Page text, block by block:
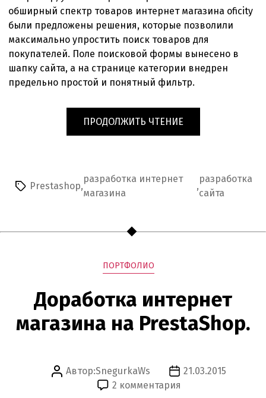
обширный спектр товаров интернет магазина oficity
были предложены решения, которые позволили
максимально упростить поиск товаров для
покупателей. Поле поисковой формы вынесено в
шапку сайта, а на странице категории внедрен
предельно простой и понятный фильтр.
ПРОДОЛЖИТЬ ЧТЕНИЕ«ИНТЕРНЕТ
МАГАЗИН
Метки
Prestashop,
разработка интернет
магазина
,
разработка
сайта
Рубрики
ПОРТФОЛИО
Доработка интернет
магазина на PrestaShop.
Автор
Автор:SnegurkaWs
Дата
записи
21.03.2015
2 комментария